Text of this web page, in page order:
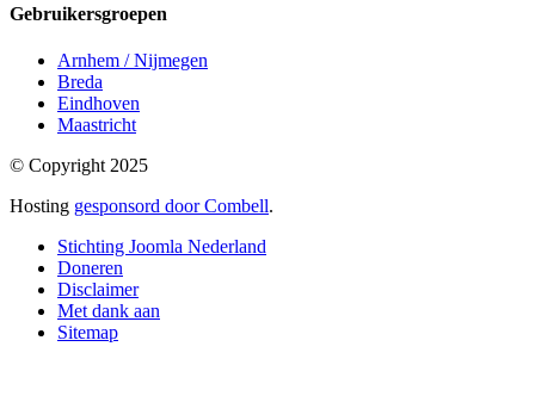
Gebruikersgroepen
Arnhem / Nijmegen
Breda
Eindhoven
Maastricht
© Copyright 2025
Hosting gesponsord door Combell.
Stichting Joomla Nederland
Doneren
Disclaimer
Met dank aan
Sitemap